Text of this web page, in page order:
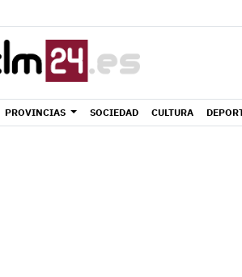
PROVINCIAS SOCIEDAD CULTURA